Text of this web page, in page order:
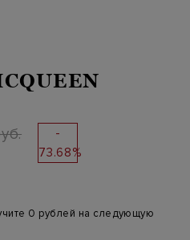
-
73.68%
0 рублей на следующую